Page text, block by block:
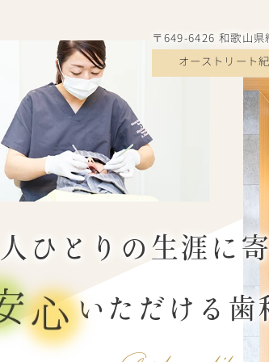
〒649-6426 和歌山
オーストリート
ひとりの生涯に
いただける歯